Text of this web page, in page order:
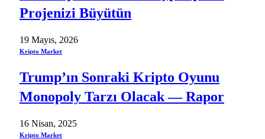
Projenizi Büyütün
19 Mayıs, 2026
Kripto Market
Trump’ın Sonraki Kripto Oyunu
Monopoly Tarzı Olacak — Rapor
16 Nisan, 2025
Kripto Market